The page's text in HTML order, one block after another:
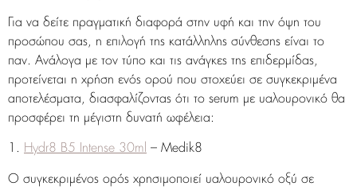
Για να δείτε πραγματική διαφορά στην υφή και την όψη του
προσώπου σας, η επιλογή της κατάλληλης σύνθεσης είναι το
παν. Ανάλογα με τον τύπο και τις ανάγκες της επιδερμίδας,
προτείνεται η χρήση ενός ορού που στοχεύει σε συγκεκριμένα
αποτελέσματα, διασφαλίζοντας ότι το serum με υαλουρονικό θα
προσφέρει τη μέγιστη δυνατή ωφέλεια:
1. Hydr8 B5 Intense 30ml – Medik8
Ο συγκεκριμένος ορός χρησιμοποιεί υαλουρονικό οξύ σε